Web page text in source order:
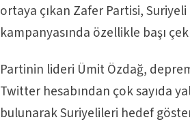
ortaya çıkan Zafer Partisi, Suriyeli
kampanyasında özellikle başı
Partinin lideri Ümit Özdağ,
Twitter hesabından çok sayıda
bulunarak Suriyelileri hedef